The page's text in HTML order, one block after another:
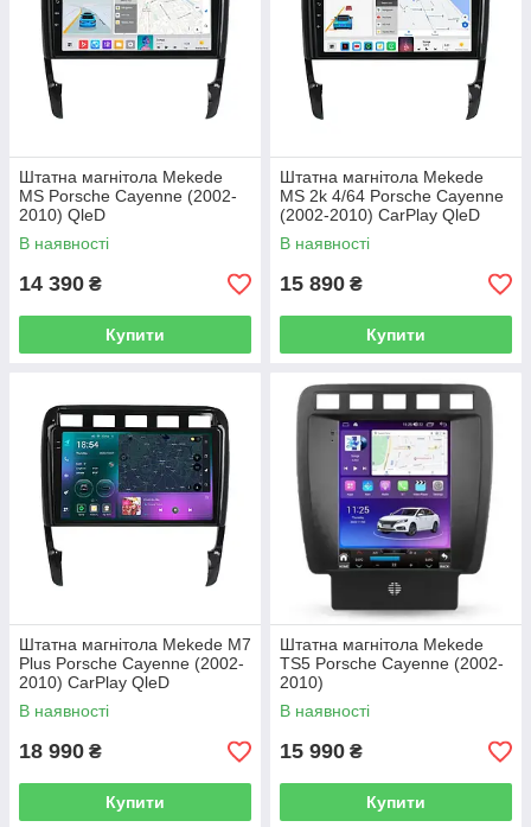
Штатна магнітола Mekede
MS Porsche Cayenne (2002-
2010) QleD
В наявності
14 390 ₴
Купити
Штатна магнітола Mekede
MS 2k 4/64 Porsche Cayenne
(2002-2010) CarPlay QleD
В наявності
15 890 ₴
Купити
Штатна магнітола Mekede M7
Plus Porsche Cayenne (2002-
2010) CarPlay QleD
В наявності
18 990 ₴
Купити
Штатна магнітола Mekede
TS5 Porsche Cayenne (2002-
2010)
В наявності
15 990 ₴
Купити